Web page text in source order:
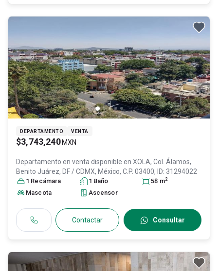
DEPARTAMENTO VENTA
$3,743,240 MXN
Departamento en venta disponible en XOLA, Col. Álamos,
Benito Juárez, DF / CDMX, México, C.P. 03400, ID: 31294022
1 Recámara 1 Baño 58 m2
Mascota Ascensor
Contactar Consultar